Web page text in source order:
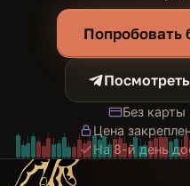
Попробовать
Без карты
Цена
На 8-й день